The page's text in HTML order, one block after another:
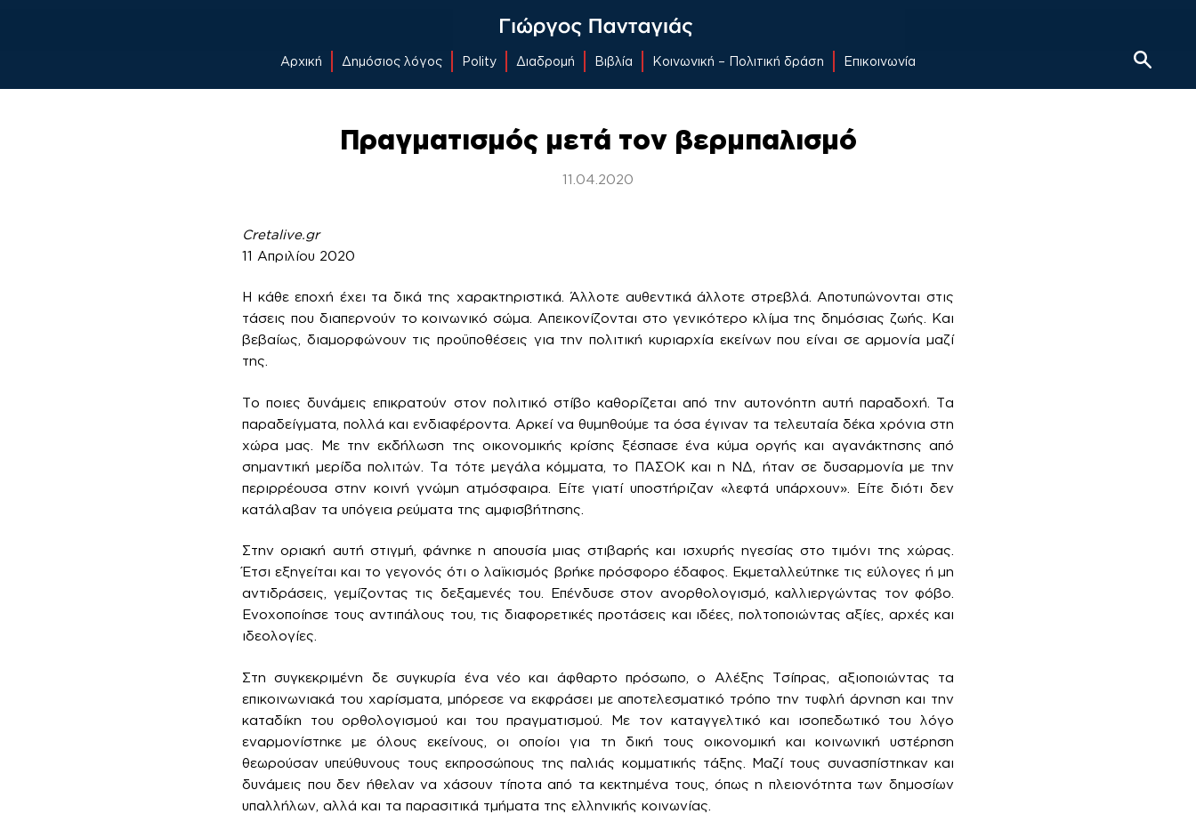
Αρχική Δημόσιος λόγος Polity Διαδρομή Βιβλία Κοινωνική – Πολιτική δράση Επικοινωνία
Πραγματισμός μετά τον βερμπαλισμό
11.04.2020
Cretalive.gr
11 Απριλίου 2020
Η κάθε εποχή έχει τα δικά της χαρακτηριστικά. Άλλοτε αυθεντικά άλλοτε στρεβλά. Αποτυπώνονται στις
τάσεις που διαπερνούν το κοινωνικό σώμα. Απεικονίζονται στο γενικότερο κλίμα της δημόσιας ζωής. Και
βεβαίως, διαμορφώνουν τις προϋποθέσεις για την πολιτική κυριαρχία εκείνων που είναι σε αρμονία μαζί
της.
Το ποιες δυνάμεις επικρατούν στον πολιτικό στίβο καθορίζεται από την αυτονόητη αυτή παραδοχή. Τα
παραδείγματα, πολλά και ενδιαφέροντα. Αρκεί να θυμηθούμε τα όσα έγιναν τα τελευταία δέκα χρόνια στη
χώρα μας. Με την εκδήλωση της οικονομικής κρίσης ξέσπασε ένα κύμα οργής και αγανάκτησης από
σημαντική μερίδα πολιτών. Τα τότε μεγάλα κόμματα, το ΠΑΣΟΚ και η ΝΔ, ήταν σε δυσαρμονία με την
περιρρέουσα στην κοινή γνώμη ατμόσφαιρα. Είτε γιατί υποστήριζαν «λεφτά υπάρχουν». Είτε διότι δεν
κατάλαβαν τα υπόγεια ρεύματα της αμφισβήτησης.
Στην οριακή αυτή στιγμή, φάνηκε η απουσία μιας στιβαρής και ισχυρής ηγεσίας στο τιμόνι της χώρας.
Έτσι εξηγείται και το γεγονός ότι ο λαϊκισμός βρήκε πρόσφορο έδαφος. Εκμεταλλεύτηκε τις εύλογες ή μη
αντιδράσεις, γεμίζοντας τις δεξαμενές του. Επένδυσε στον ανορθολογισμό, καλλιεργώντας τον φόβο.
Ενοχοποίησε τους αντιπάλους του, τις διαφορετικές προτάσεις και ιδέες, πολτοποιώντας αξίες, αρχές και
ιδεολογίες.
Στη συγκεκριμένη δε συγκυρία ένα νέο και άφθαρτο πρόσωπο, ο Αλέξης Τσίπρας, αξιοποιώντας τα
επικοινωνιακά του χαρίσματα, μπόρεσε να εκφράσει με αποτελεσματικό τρόπο την τυφλή άρνηση και την
καταδίκη του ορθολογισμού και του πραγματισμού. Με τον καταγγελτικό και ισοπεδωτικό του λόγο
εναρμονίστηκε με όλους εκείνους, οι οποίοι για τη δική τους οικονομική και κοινωνική υστέρηση
θεωρούσαν υπεύθυνους τους εκπροσώπους της παλιάς κομματικής τάξης. Μαζί τους συνασπίστηκαν και
δυνάμεις που δεν ήθελαν να χάσουν τίποτα από τα κεκτημένα τους, όπως η πλειονότητα των δημοσίων
υπαλλήλων, αλλά και τα παρασιτικά τμήματα της ελληνικής κοινωνίας.